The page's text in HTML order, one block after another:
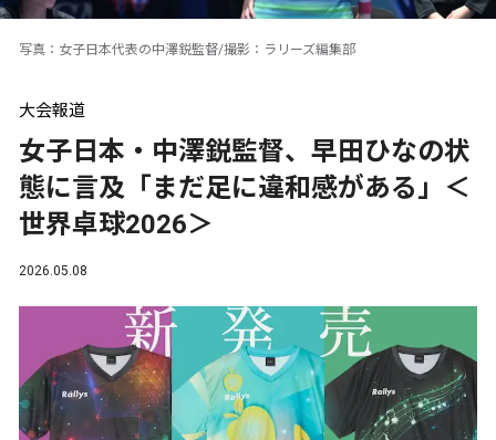
写真：女子日本代表の中澤鋭監督/撮影：ラリーズ編集部
大会報道
女子日本・中澤鋭監督、早田ひなの状
態に言及「まだ足に違和感がある」＜
世界卓球2026＞
2026.05.08